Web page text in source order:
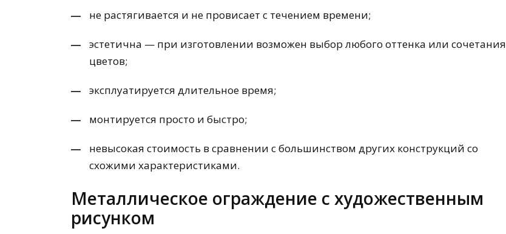
не растягивается и не провисает с течением времени;
эстетична — при изготовлении возможен выбор любого оттенка или сочетания
цветов;
эксплуатируется длительное время;
монтируется просто и быстро;
невысокая стоимость в сравнении с большинством других конструкций со
схожими характеристиками.
Металлическое ограждение с художественным
рисунком